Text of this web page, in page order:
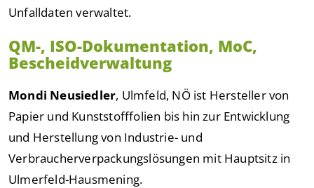
Unfalldaten verwaltet.
QM-, ISO-Dokumentation, MoC,
Bescheidverwaltung
Mondi Neusiedler, Ulmfeld, NÖ ist Hersteller von
Papier und Kunststofffolien bis hin zur Entwicklung
und Herstellung von Industrie- und
Verbraucherverpackungslösungen mit Hauptsitz in
Ulmerfeld-Hausmening.